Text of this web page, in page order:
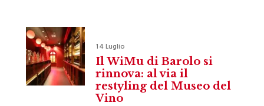
14 Luglio
Il WiMu di Barolo si
rinnova: al via il
restyling del Museo del
Vino